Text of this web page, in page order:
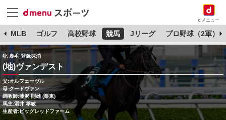
dメニュー
MLB ゴルフ 高校野球 競馬 Jリーグ プロ野球（2軍）
牝 鹿毛 登録抹消
(地)ヴァンデスト
父:オルフェーヴル
母:クードヴァン
調教師:藤沢 則雄 (栗東)
馬主:酒井 孝敏
生産者:ビッグレッドファーム